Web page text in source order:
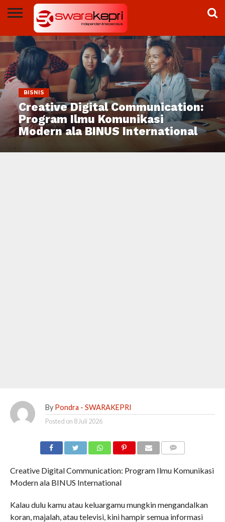
NEWS
DUNIA
SWARAKEPRI
TV
OPINI
PEMPROV
KEPRI
BATAM
PEMKO
BATAM
BRIGHT
PLN
BATAM
DPRD
BATAM
ADVERTORIAL
BISNIS
Creative Digital Communication:
Program Ilmu Komunikasi
Modern ala BINUS International
By Pondra - SWARAKEPRI
Posted on 8 Juli 2026
Creative Digital Communication: Program Ilmu Komunikasi
Modern ala BINUS International
Kalau dulu kamu atau keluargamu mungkin mengandalkan
koran, majalah, atau televisi, kini hampir semua informasi